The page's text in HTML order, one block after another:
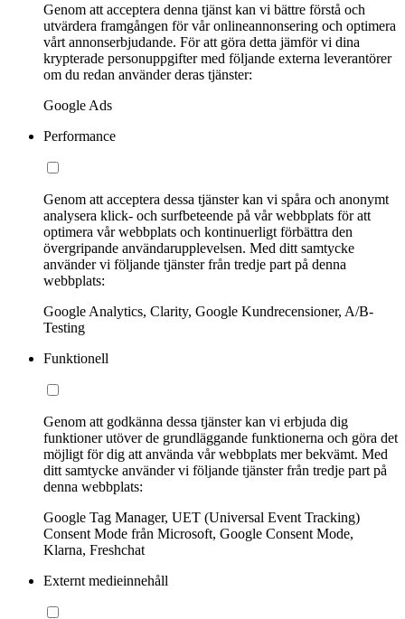
Genom att acceptera denna tjänst kan vi bättre förstå och
utvärdera framgången för vår onlineannonsering och optimera
vårt annonserbjudande. För att göra detta jämför vi dina
krypterade personuppgifter med följande externa leverantörer
om du redan använder deras tjänster:
Google Ads
Performance
Genom att acceptera dessa tjänster kan vi spåra och anonymt
analysera klick- och surfbeteende på vår webbplats för att
optimera vår webbplats och kontinuerligt förbättra den
övergripande användarupplevelsen. Med ditt samtycke
använder vi följande tjänster från tredje part på denna
webbplats:
Google Analytics, Clarity, Google Kundrecensioner, A/B-
Testing
Funktionell
Genom att godkänna dessa tjänster kan vi erbjuda dig
funktioner utöver de grundläggande funktionerna och göra det
möjligt för dig att använda vår webbplats mer bekvämt. Med
ditt samtycke använder vi följande tjänster från tredje part på
denna webbplats:
Google Tag Manager, UET (Universal Event Tracking)
Consent Mode från Microsoft, Google Consent Mode,
Klarna, Freshchat
Externt medieinnehåll